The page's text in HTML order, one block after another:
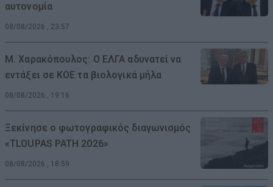
αυτονομία
08/08/2026 , 23:57
Μ. Χαρακόπουλος: Ο ΕΛΓΑ αδυνατεί να
εντάξει σε ΚΟΕ τα βιολογικά μήλα
08/08/2026 , 19:16
Ξεκίνησε ο φωτογραφικός διαγωνισμός
«TLOUPAS PATH 2026»
08/08/2026 , 18:59